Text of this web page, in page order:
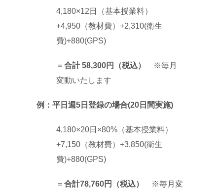
4,180×12日（基本授業料）
+4,950（教材費）+2,310(衛生
費)+880(GPS)
＝ 合計 58,300円（税込）
※毎月
変動いたします
例：平日週5日登録の場合(20日間実施)
4,180×20日×80%（基本授業料）
+7,150（教材費）+3,850(衛生
費)+880(GPS)
＝ 合計78,760円（税込）
※毎月変